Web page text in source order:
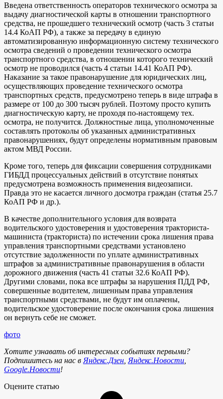
Введена ответственность операторов технического осмотра за
выдачу диагностической карты в отношении транспортного
средства, не прошедшего технический осмотр (часть 3 статьи
14.4 КоАП РФ), а также за передачу в единую
автоматизированную информационную систему технического
осмотра сведений о проведении технического осмотра
транспортного средства, в отношении которого технический
осмотр не проводился (часть 4 статьи 14.41 КоАП РФ).
Наказание за такое правонарушение для юридических лиц,
осуществляющих проведение технического осмотра
транспортных средств, предусмотрено теперь в виде штрафа в
размере от 100 до 300 тысяч рублей. Поэтому просто купить
диагностическую карту, не проходя по-настоящему тех.
осмотра, не получится. Должностные лица, уполномоченные
составлять протоколы об указанных административных
правонарушениях, будут определены нормативным правовым
актом МВД России.
Кроме того, теперь для фиксации совершения сотрудниками
ГИБДД процессуальных действий в отсутствие понятых
предусмотрена возможность применения видеозаписи.
Правда это не касается личного досмотра граждан (статья 25.7
КоАП РФ и др.).
В качестве дополнительного условия для возврата
водительского удостоверения и удостоверения тракториста-
машиниста (тракториста) по истечении срока лишения права
управления транспортными средствами установлено
отсутствие задолженности по уплате административных
штрафов за административные правонарушения в области
дорожного движения (часть 41 статьи 32.6 КоАП РФ).
Другими словами, пока все штрафы за нарушения ПДД РФ,
совершенные водителем, лишенным права управления
транспортными средствами, не будут им оплачены,
водительское удостоверение после окончания срока лишения
он вернуть себе не сможет.
фото
Хотите узнавать об интересных событиях первыми?
Подпишитесь на нас в Яндекс.Дзен Яндекс.Новости
Google.Новости!
Оцените статью